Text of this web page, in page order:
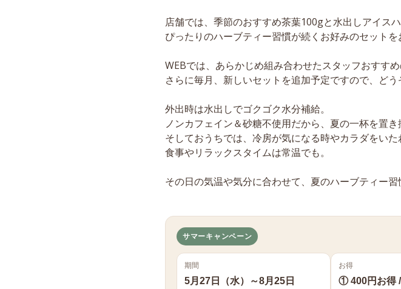
店舗では、季節のおすすめ茶葉100gと水出しアイス
ぴったりのハーブティー習慣が続くお好みのセットを
WEBでは、あらかじめ組み合わせたスタッフおすす
さらに毎月、新しいセットを追加予定ですので、どう
外出時は水出しでゴクゴク水分補給。
ノンカフェイン＆砂糖不使用だから、夏の一杯を置き
そしておうちでは、冷房が気になる時やカラダをいた
食事やリラックスタイムは常温でも。
その日の気温や気分に合わせて、夏のハーブティー習
サマーキャンペーン
期間
5月27日（水）～8月25日
お得
① 400円お得